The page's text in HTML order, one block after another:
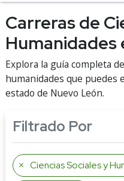
Carreras de
Humanidades
Explora la guía completa
humanidades que puedes
estado de Nuevo León.
Filtrado Por
Ciencias Sociales y